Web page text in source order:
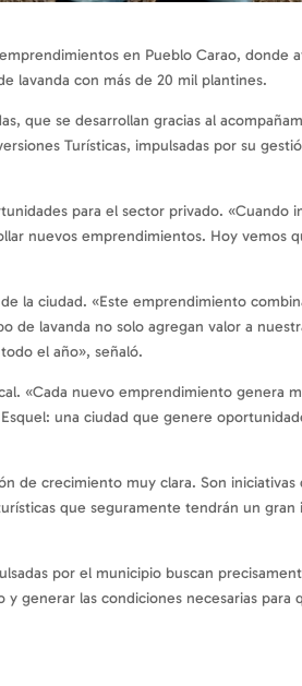
en Pueblo Carao, donde
lavanda con más de 20 mil plantines.
que se desarrollan gracias al
Turísticas, impulsadas por su
para el sector privado. «Cuando
nuevos emprendimientos. Hoy vemos
la ciudad. «Este emprendimiento
de lavanda no solo agregan valor a
el año», señaló.
«Cada nuevo emprendimiento genera
una ciudad que genere
de crecimiento muy clara. Son iniciativas
que seguramente tendrán un gran
por el municipio buscan
generar las condiciones necesarias para